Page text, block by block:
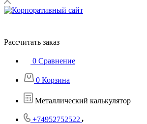
Рассчитать заказ
0 Сравнение
0 Корзина
Металлический калькулятор
+74952752522